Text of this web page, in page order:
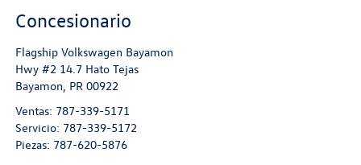
Concesionario
Flagship Volkswagen Bayamon
Hwy #2 14.7 Hato Tejas
Bayamon, PR 00922
Ventas: 787-339-5171
Servicio: 787-339-5172
Piezas: 787-620-5876